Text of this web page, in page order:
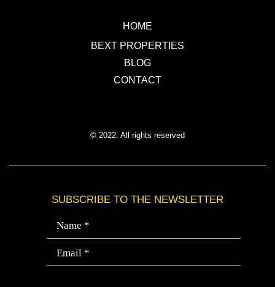
HOME
BEXT PROPERTIES
BLOG
CONTACT
© 2022. All rights reserved
SUBSCRIBE TO THE NEWSLETTER